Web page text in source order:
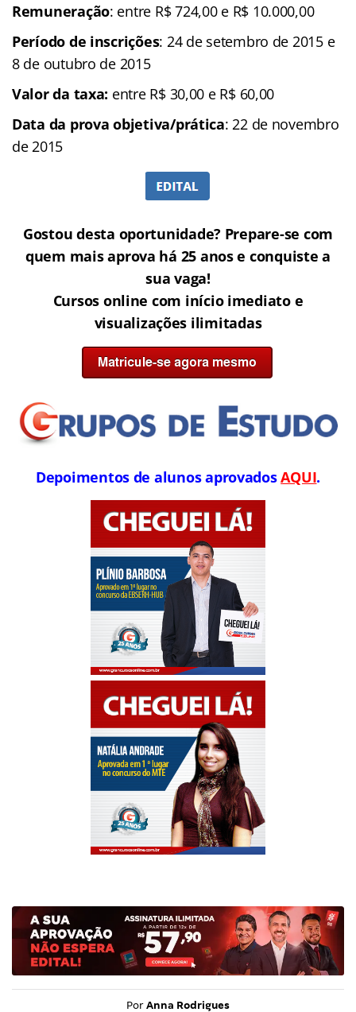
Remuneração: entre R$ 724,00 e R$ 10.000,00
Período de inscrições: 24 de setembro de 2015 e
8 de outubro de 2015
Valor da taxa: entre R$ 30,00 e R$ 60,00
Data da prova objetiva/prática: 22 de novembro
de 2015
Gostou desta oportunidade? Prepare-se com
quem mais aprova há 25 anos e conquiste a
sua vaga!
Cursos online com início imediato e
visualizações ilimitadas
Depoimentos de alunos aprovadosAQUI.
Por Anna Rodrigues